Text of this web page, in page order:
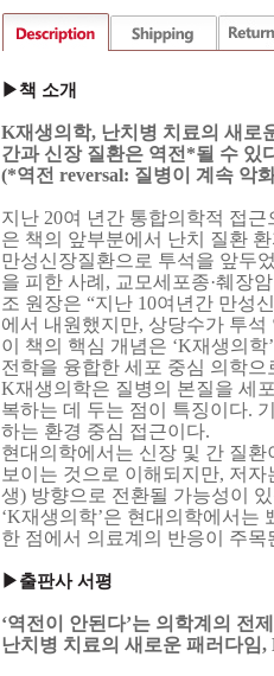
▶책 소개
K재생의학, 난치병 치료의 새로
간과 신장 질환은 역전 *될 수 있
(*역전 reversal: 질병이 계속 악
지난20여 년간 통합의학적 접
은 책의 앞부분에서 난치 질환
만성신장질환으로 투석을 앞두
을 피한 사례 , 교모세포종·췌장암
조 원장은 “지난10여년간 만성
에서 내원했지만, 상당수가 투석
이 책의 핵심 개념은 ‘K재생의학’
전학을 융합한 세포 중심 의학으
K재생의학은 질병의 본질을 세
복하는 데 두는 점이 특징이다.
하는 환경 중심 접근이다.
현대의학에서는 신장 및 간 질
보이는 것으로 이해되지만, 저자
생) 방향으로 전환될 가능성이
‘K재생의학’은 현대의학에서는
한 점에서 의료계의 반응이 주목
▶출판사 서평
‘역전이 안된다’는 의학계의 전
난치병 치료의 새로운 패러다임,